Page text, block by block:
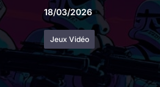
18/03/2026
Jeux Vidéo